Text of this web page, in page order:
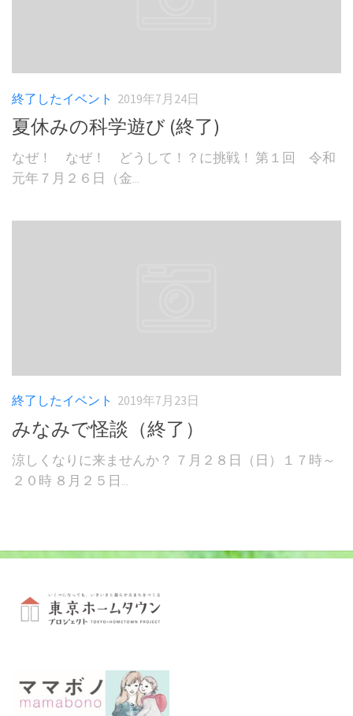
終了したイベント 2019年7月24日
夏休みの科学遊び (終了)
なぜ！ なぜ！ どうして！？に挑戦！ 第１回 令和
元年７月２６日（金...
終了したイベント 2019年7月23日
みなみで怪談（終了）
涼しくなりに来ませんか？ ７月２８日（日）１７時～
２０時 ８月２５日...